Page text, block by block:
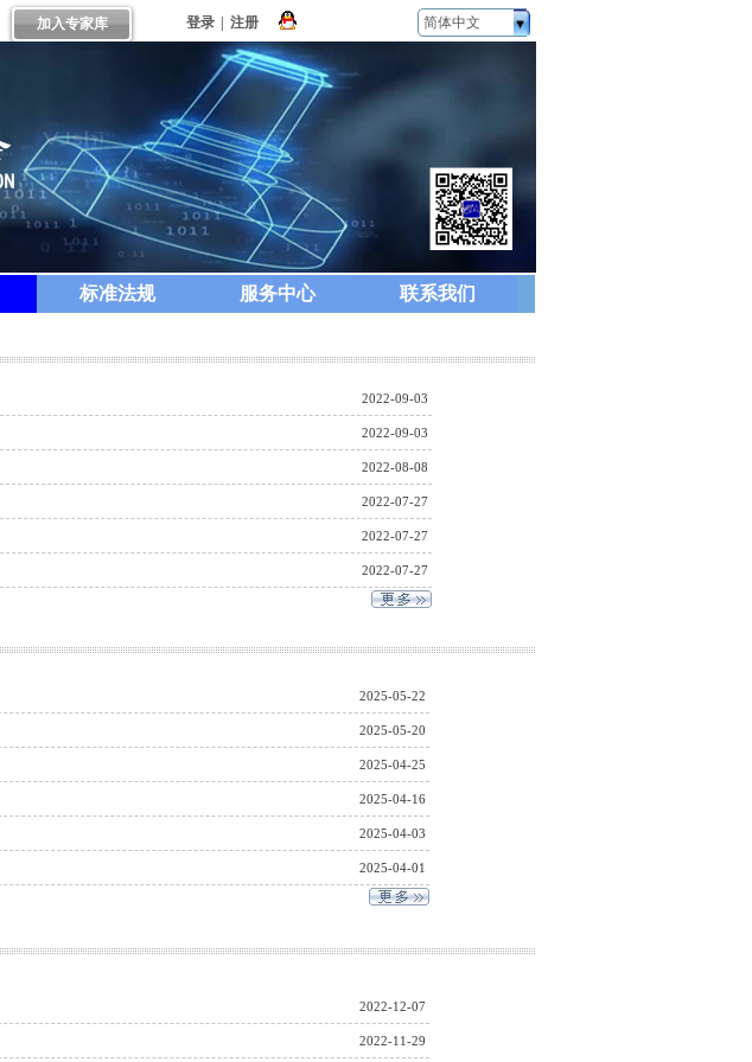
加入专家库 登录 注册 简体中文
标准法规 服务中心 联系我们
2022-09-03
2022-09-03
2022-08-08
2022-07-27
2022-07-27
2022-07-27
2025-05-22
2025-05-20
2025-04-25
2025-04-16
2025-04-03
2025-04-01
2022-12-07
2022-11-29